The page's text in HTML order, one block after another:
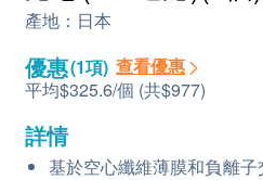
產地： 日本
優惠(1項) 查看優惠
平均$325.6/個 (共$977)
詳情
基於空心纖維薄膜和負離子